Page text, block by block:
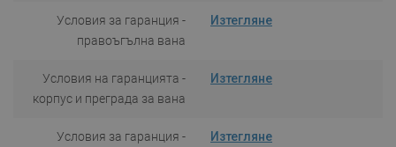
Условия за гаранция -
правоъгълна вана
Изтегляне
Условия на гаранцията -
корпус и преграда за вана
Изтегляне
Условия за гаранция -
Изтегляне